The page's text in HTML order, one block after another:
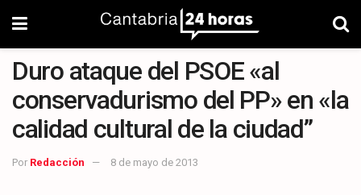
Duro ataque del PSOE «al
conservadurismo del PP» en «la
calidad cultural de la ciudad”
Por Redacción 8 de mayo de 2013